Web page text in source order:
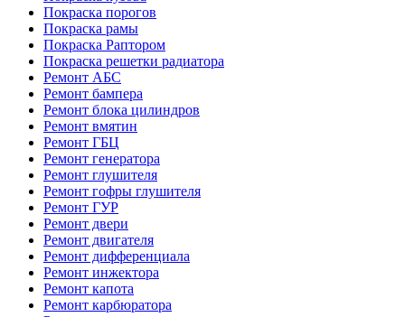
Покраска порогов
Покраска рамы
Покраска Раптором
Покраска решетки радиатора
Ремонт АБС
Ремонт бампера
Ремонт блока цилиндров
Ремонт вмятин
Ремонт ГБЦ
Ремонт генератора
Ремонт глушителя
Ремонт гофры глушителя
Ремонт ГУР
Ремонт двери
Ремонт двигателя
Ремонт дифференциала
Ремонт инжектора
Ремонт капота
Ремонт карбюратора